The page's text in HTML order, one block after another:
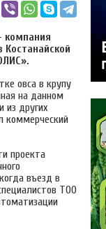
компания
овса в крупу
на данном
из других
коммерческий
проекта
въезд в
ТОО